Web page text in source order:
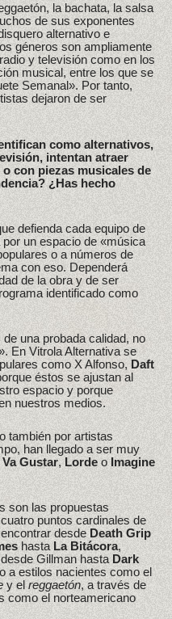
la bachata, la salsa
de sus exponentes
alternativo e
géneros son ampliamente
y televisión como en los
musical, entre los que se
Semanal». Por tanto,
dejaron de ser
como alternativos,
intentan atraer
con piezas musicales de
¿Has hecho
defienda cada equipo de
un espacio de «música
o a números de
con eso. Dependerá
de la obra y de ser
identificado como
una probada calidad, no
En Vitrola Alternativa se
como X Alfonso,Daft
éstos se ajustan al
espacio y porque
nuestros medios.
también por artistas
han llegado a ser muy
Va Gustar, LordeoImagine
son las propuestas
puntos cardinales de
desdeDeath Grip
hastaLa Bitácora,
Gillman hastaDark
a estilos nacientes como el
y elreggaetón, a través de
como el norteamericano